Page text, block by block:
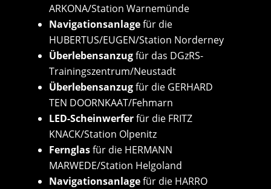
ARKONA/Station Warnemünde
Navigationsanlagefür die
HUBERTUS/EUGEN/Station Norderney
Überlebensanzugfür das DGzRS-
Trainingszentrum/Neustadt
Überlebensanzugfür die GERHARD
TEN DOORNKAAT/Fehmarn
LED-Scheinwerferfür die FRITZ
KNACK/Station Olpenitz
Fernglasfür die HERMANN
MARWEDE/Station Helgoland
Navigationsanlagefür die HARRO